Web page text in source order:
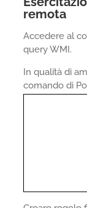
remota
Accedere al
query WMI.
In qualità di
comando di